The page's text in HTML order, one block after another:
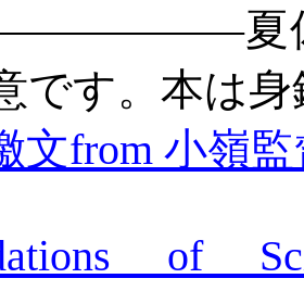
夏休み
です。本は
文from 小嶺監
of